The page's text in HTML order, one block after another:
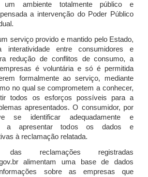
um ambiente totalmente público e
a intervenção do Poder Público
serviço provido e mantido pelo Estado,
entre consumidores e
redução de conflitos de consumo, a
é voluntária e só é permitida
formalmente ao serviço, mediante
no qual se comprometem a conhecer,
todos os esforços possíveis para a
apresentados. O consumidor, por
se identificar adequadamente e
a apresentar todos os dados e
à reclamação relatada.
reclamações registradas
alimentam uma base de dados
sobre as empresas que